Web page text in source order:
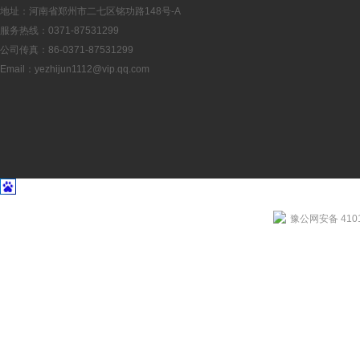
地址：河南省郑州市二七区铭功路148号-A
服务热线：0371-87531299
公司传真：86-0371-87531299
Email： yezhijun1112@vip.qq.com
豫公网安备